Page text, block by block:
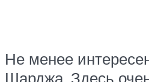
Не менее
Шарджа. Здесь